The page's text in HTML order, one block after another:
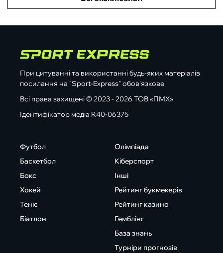
При цитуванні та використанні будь-яких матеріалів
посилання на "Sport-Express" обов'язкове
Всі права захищені © 2023 - 2026 ТОВ «ПМХ»
Ідентифікатор медіа R40-06375
Футбол
Баскетбол
Бокс
Хокей
Теніс
Біатлон
Олімпіада
Кіберспорт
Інші
Рейтинг букмекерів
Рейтинг казино
Гемблінг
База знань
Турніри прогнозів